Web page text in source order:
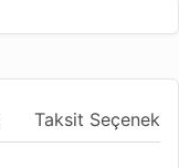
Taksit